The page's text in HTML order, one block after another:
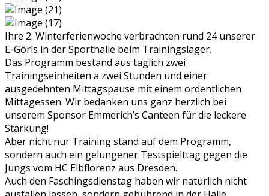
Ihre 2. Winterferienwoche verbrachten rund 24 unserer
E-Görls in der Sporthalle beim Trainingslager.
Das Programm bestand aus täglich zwei
Trainingseinheiten a zwei Stunden und einer
ausgedehnten Mittagspause mit einem ordentlichen
Mittagessen. Wir bedanken uns ganz herzlich bei
unserem Sponsor Emmerich’s Canteen für die leckere
Stärkung!
Aber nicht nur Training stand auf dem Programm,
sondern auch ein gelungener Testspielttag gegen die
Jungs vom HC Elbflorenz aus Dresden.
Auch den Faschingsdienstag haben wir natürlich nicht